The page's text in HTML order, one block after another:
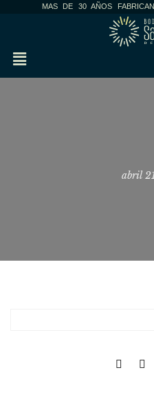
MAS DE 30 AÑOS
abril